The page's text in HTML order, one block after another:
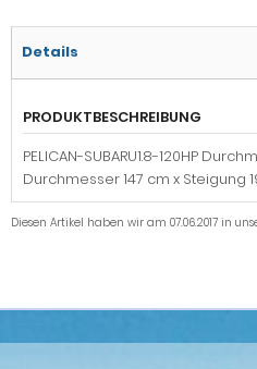
Details
PRODUKTBESCHREIBUNG
PELICAN-SUBARU1.8-120HP
Durchmesser 147 cm x Steigung
Diesen Artikel haben wir am 07.06.2017 in